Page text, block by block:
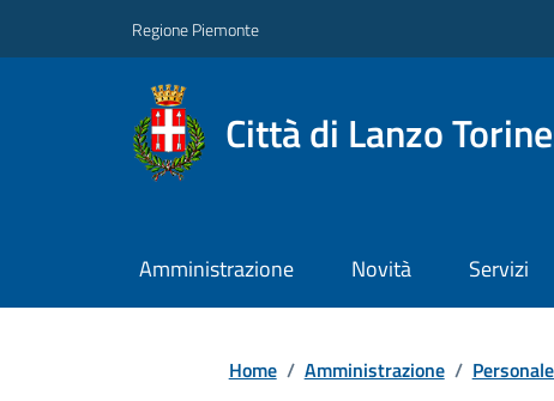
Regione Piemonte
Città di Lanzo
Amministrazione Novità Servizi
Home / Amministrazione /